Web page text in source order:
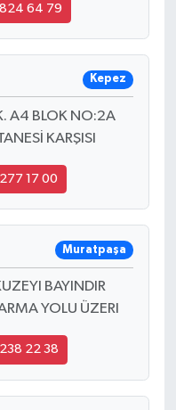
64 79
Kepez
A4 BLOK NO:2A
KARŞISI
17 00
Muratpaşa
BAYINDIR
YOLU ÜZERI
22 38